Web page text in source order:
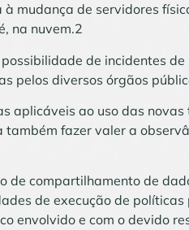
mudança de servidores
na nuvem.2
de incidentes
pelos diversos órgãos
aplicáveis ao uso das
também fazer valer a
de compartilhamento de
de execução de
envolvido e com o devido